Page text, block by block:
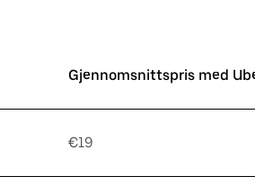
Gjennomsnittspris med
€19